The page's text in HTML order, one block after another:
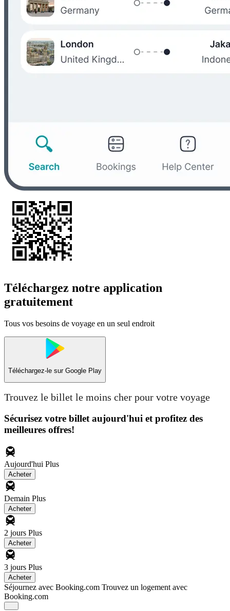
Téléchargez notre application
gratuitement
Tous vos besoins de voyage en un seul endroit
Téléchargez-le sur Google Play
Trouvez le billet le moins cher pour votre voyage
Sécurisez votre billet aujourd'hui et profitez des
meilleures offres!
Aujourd'hui Plus
Acheter
Demain Plus
Acheter
2 jours Plus
Acheter
3 jours Plus
Acheter
Séjournez avec Booking.com Trouvez un logement avec
Booking.com